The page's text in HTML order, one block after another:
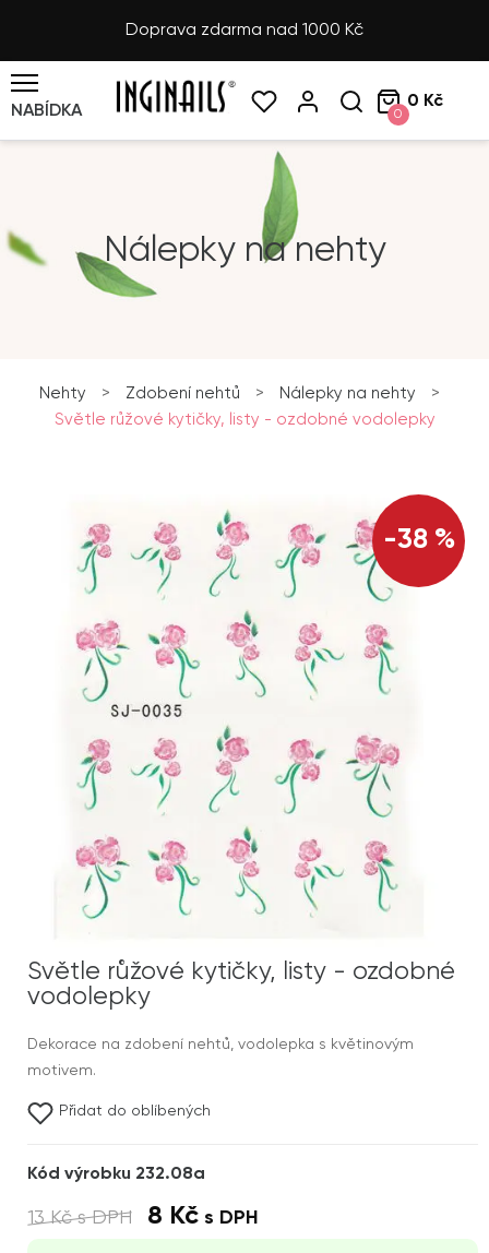
Doprava zdarma nad 1000 Kč
NABÍDKA 0
0 Kč
Nálepky na nehty
Nehty > Zdobení nehtů > Nálepky na nehty
>
Světle růžové kytičky, listy - ozdobné vodolepky
-38 %
Světle růžové kytičky, listy - ozdobné
vodolepky
Dekorace na zdobení nehtů, vodolepka s květinovým
motivem.
Přidat do oblíbených
Kód výrobku 232.08a
13 Kčs DPH 8 Kč s DPH